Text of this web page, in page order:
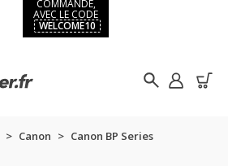
COMMANDE,
AVEC LE CODE
WELCOME10
Canon
Canon BP Series